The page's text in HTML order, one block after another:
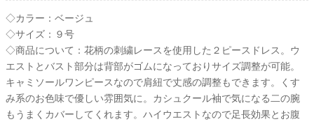
◇カラー：ベージュ
◇サイズ：９号
◇商品について：花柄の刺繍レースを使用した２ピースドレス。ウ
エストとバスト部分は背部がゴムになっておりサイズ調整が可能。
キャミソールワンピースなので肩紐で丈感の調整もできます。くす
み系のお色味で優しい雰囲気に。カシュクール袖で気になる二の腕
もうまくカバーしてくれます。ハイウエストなので足長効果とお腹